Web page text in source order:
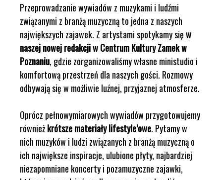
Przeprowadzanie wywiadów z muzykami i ludźmi
związanymi z branżą muzyczną to jedna z naszych
największych zajawek. Z artystami spotykamy sięw
naszej nowej redakcji w Centrum Kultury Zamek w
Poznaniu, gdzie zorganizowaliśmy własne ministudio i
komfortową przestrzeń dla naszych gości. Rozmowy
odbywają się w możliwie luźnej, przyjaznej atmosferze.
Oprócz pełnowymiarowych wywiadów przygotowujemy
równieżkrótsze materiały lifestyle’owe. Pytamy w
nich muzyków i ludzi związanych z branżą muzyczną o
ich największe inspiracje, ulubione płyty, najbardziej
niezapomniane koncerty i pozamuzyczne zajawki,